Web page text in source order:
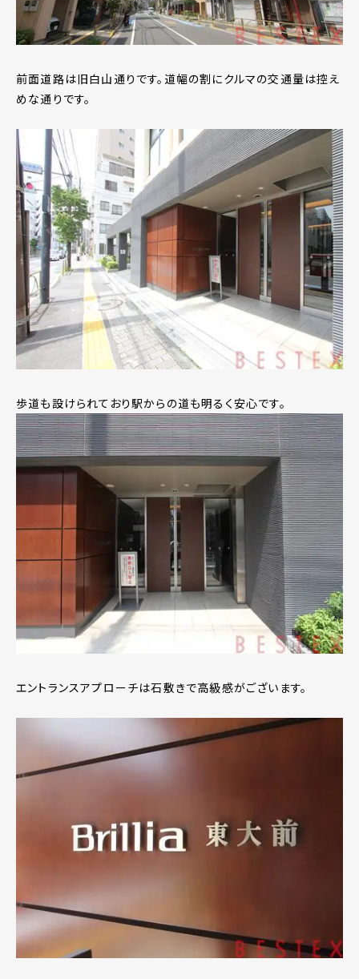
前面道路は旧白山通りです。道幅の割にクルマの交通量は控え
めな通りです。
歩道も設けられており駅からの道も明るく安心です。
エントランスアプローチは石敷きで高級感がございます。